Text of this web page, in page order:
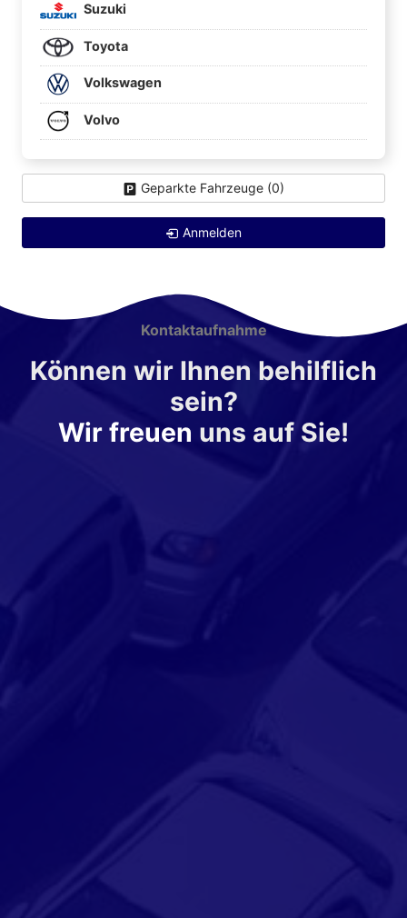
Suzuki
Toyota
Volkswagen
Volvo
Geparkte Fahrzeuge (0)
Anmelden
Kontaktaufnahme
Können wir Ihnen behilflich
sein?
Wir freuen uns auf Sie!